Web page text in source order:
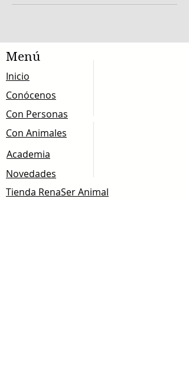
Menú
Inicio
Conócenos
Con Personas
Con Animales
Novedades
Tienda RenaSer Animal
Academia